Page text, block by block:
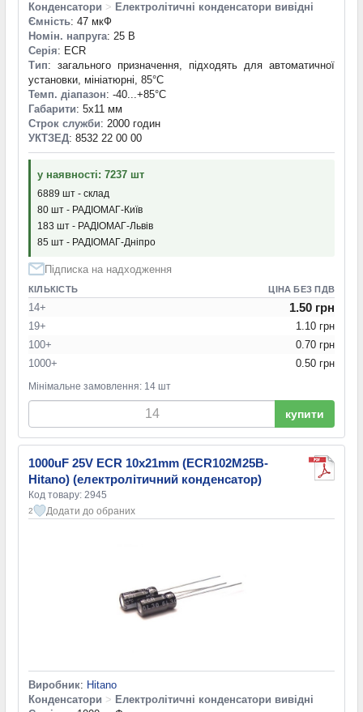
Конденсатори > Електролітичні конденсатори вивідні
Ємність: 47 мкФ
Номін. напруга: 25 В
Серія: ECR
Тип: загального призначення, підходять для автоматичної
установки, мініатюрні, 85°C
Темп. діапазон: -40...+85°С
Габарити: 5x11 мм
Строк служби: 2000 годин
УКТЗЕД: 8532 22 00 00
у наявності: 7237 шт
6889 шт - склад
80 шт - РАДІОМАГ-Київ
183 шт - РАДІОМАГ-Львів
85 шт - РАДІОМАГ-Дніпро
Підписка на надходження
КІЛЬКІСТЬ ЦІНА БЕЗ ПДВ
14+ 1.50 грн
19+
1.10 грн
100+
0.70 грн
1000+
0.50 грн
Мінімальне замовлення: 14 шт
купити
1000uF 25V ECR 10x21mm (ECR102M25B-
Hitano) (електролітичний конденсатор)
Код товару: 2945
2 Додати до обраних
Виробник: Hitano
Конденсатори > Електролітичні конденсатори вивідні